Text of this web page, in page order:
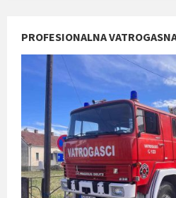
PROFESIONALNA